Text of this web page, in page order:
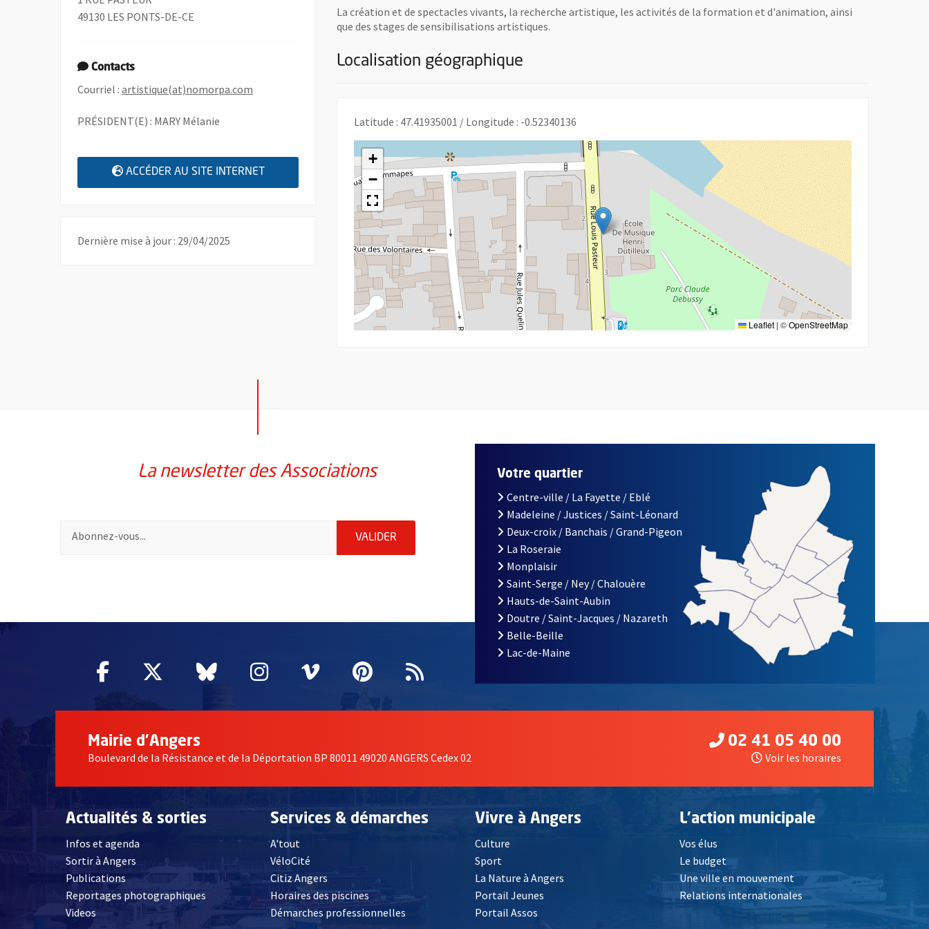
La création et de spectacles vivants, la recherche artistique, les activités de la formation et d'animation, ainsi
que des stages de sensibilisations artistiques.
Localisation géographique
Latitude : 47.41935001 / Longitude : -0.52340136
+
−
Leaflet | ©OpenStreetMap
49130 LES PONTS-DE-CE
Contacts
Courriel :artistique(at)nomorpa.com
PRÉSIDENT(E) : MARY Mélanie
ACCÉDER AU SITE INTERNET , OUVRE UNE NOUVELLE FENÊTRE
Dernière mise à jour : 29/04/2025
La newsletter des Associations
Pour vous inscrire à la lettre d'information des associations de la ville d'Angers, indiquez votre email (champ obligatoire)
VALIDER ENVOYER MA DEMANDE D'INSCRIPTION À LA LETTRE D'INFORMATION DES ASSOCIATIONS DE LA VILLE
Facebook
, Ouvre une nouvelle fenêtre
Twitter
, Ouvre une nouvelle fenêtre
Bluesky
, Ouvre une nouvelle fenêtre
Instagram
, Ouvre une nouvelle fenêtre
Vimeo
, Ouvre une nouvelle fenêtre
Pinterest
, Ouvre une nouvelle fenêtre
Flux RSS
Votre quartier
Centre-ville / La Fayette / Eblé
Madeleine / Justices / Saint-Léonard
Deux-croix / Banchais / Grand-Pigeon
La Roseraie
Monplaisir
Saint-Serge / Ney / Chalouère
Hauts-de-Saint-Aubin
Doutre / Saint-Jacques / Nazareth
Belle-Beille
Lac-de-Maine
Mairie d'Angers
Boulevard de la Résistance et de la Déportation BP 80011 49020 ANGERS Cedex 02
02 41 05 40 00
Voir les horaires
Actualités & sorties
Infos et agenda
Sortir à Angers
Publications
Reportages photographiques
Videos, Ouvre une nouvelle fenêtre
Services & démarches
A'tout
VéloCité
Citiz Angers , Ouvre une nouvelle fenêtre
Horaires des piscines
Démarches professionnelles
Vivre à Angers
Culture
Sport
La Nature à Angers
Portail Jeunes
Portail Assos
L'action municipale
Vos élus
Le budget
Une ville en mouvement
Relations internationales